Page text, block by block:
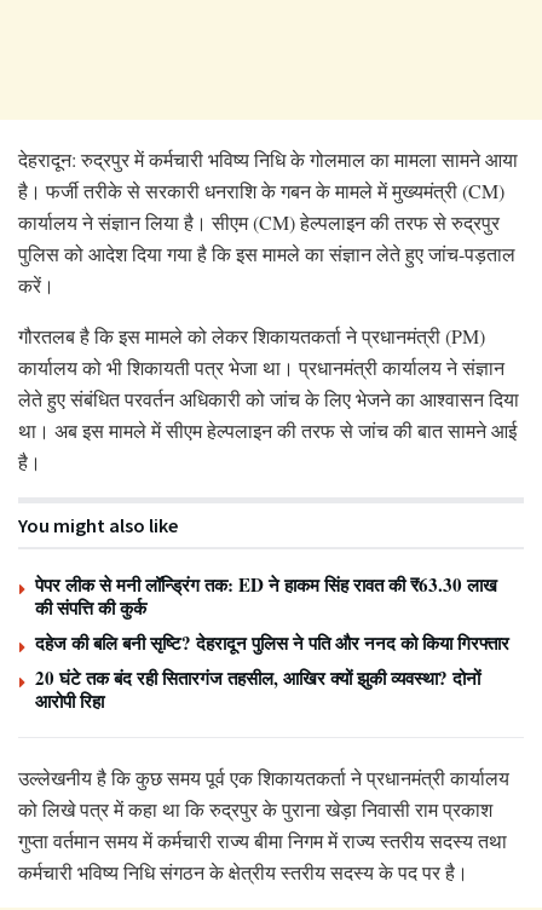
देहरादून: रुद्रपुर में कर्मचारी भविष्य निधि के गोलमाल का मामला सामने आया
है। फर्जी तरीके से सरकारी धनराशि के गबन के मामले में मुख्यमंत्री (CM)
कार्यालय ने संज्ञान लिया है। सीएम (CM) हेल्पलाइन की तरफ से रुद्रपुर
पुलिस को आदेश दिया गया है कि इस मामले का संज्ञान लेते हुए जांच-पड़ताल
करें।
गौरतलब है कि इस मामले को लेकर शिकायतकर्ता ने प्रधानमंत्री (PM)
कार्यालय को भी शिकायती पत्र भेजा था। प्रधानमंत्री कार्यालय ने संज्ञान
लेते हुए संबंधित परवर्तन अधिकारी को जांच के लिए भेजने का आश्वासन दिया
था। अब इस मामले में सीएम हेल्पलाइन की तरफ से जांच की बात सामने आई
है।
You might also like
पेपर लीक से मनी लॉन्ड्रिंग तक: ED ने हाकम सिंह रावत की ₹63.30 लाख
की संपत्ति की कुर्क
दहेज की बलि बनी सृष्टि? देहरादून पुलिस ने पति और ननद को किया गिरफ्तार
20 घंटे तक बंद रही सितारगंज तहसील, आखिर क्यों झुकी व्यवस्था? दोनों
आरोपी रिहा
उल्लेखनीय है कि कुछ समय पूर्व एक शिकायतकर्ता ने प्रधानमंत्री कार्यालय
को लिखे पत्र में कहा था कि रुद्रपुर के पुराना खेड़ा निवासी राम प्रकाश
गुप्ता वर्तमान समय में कर्मचारी राज्य बीमा निगम में राज्य स्तरीय सदस्य तथा
कर्मचारी भविष्य निधि संगठन के क्षेत्रीय स्तरीय सदस्य के पद पर है।